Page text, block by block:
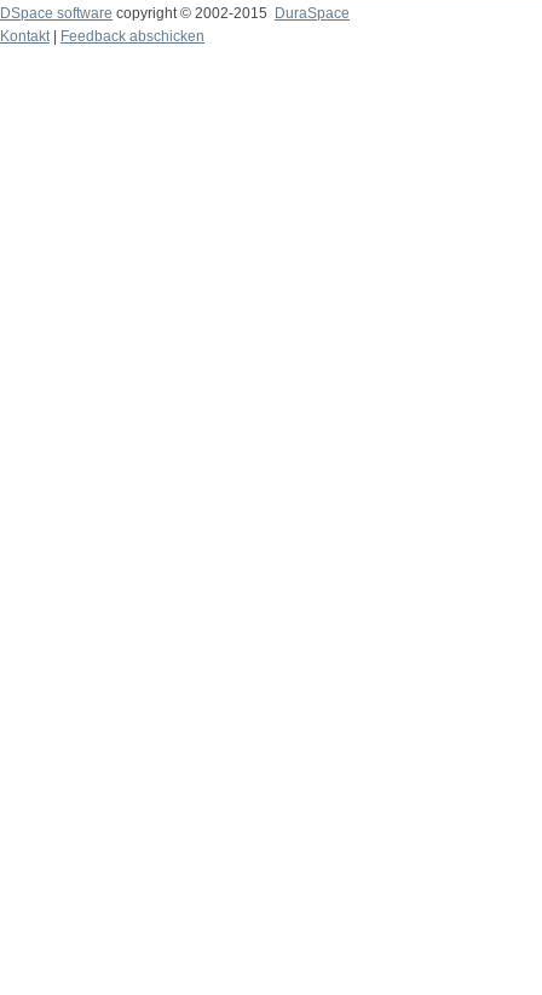
DSpace software copyright © 2002-2015
DuraSpace
Kontakt| Feedback abschicken